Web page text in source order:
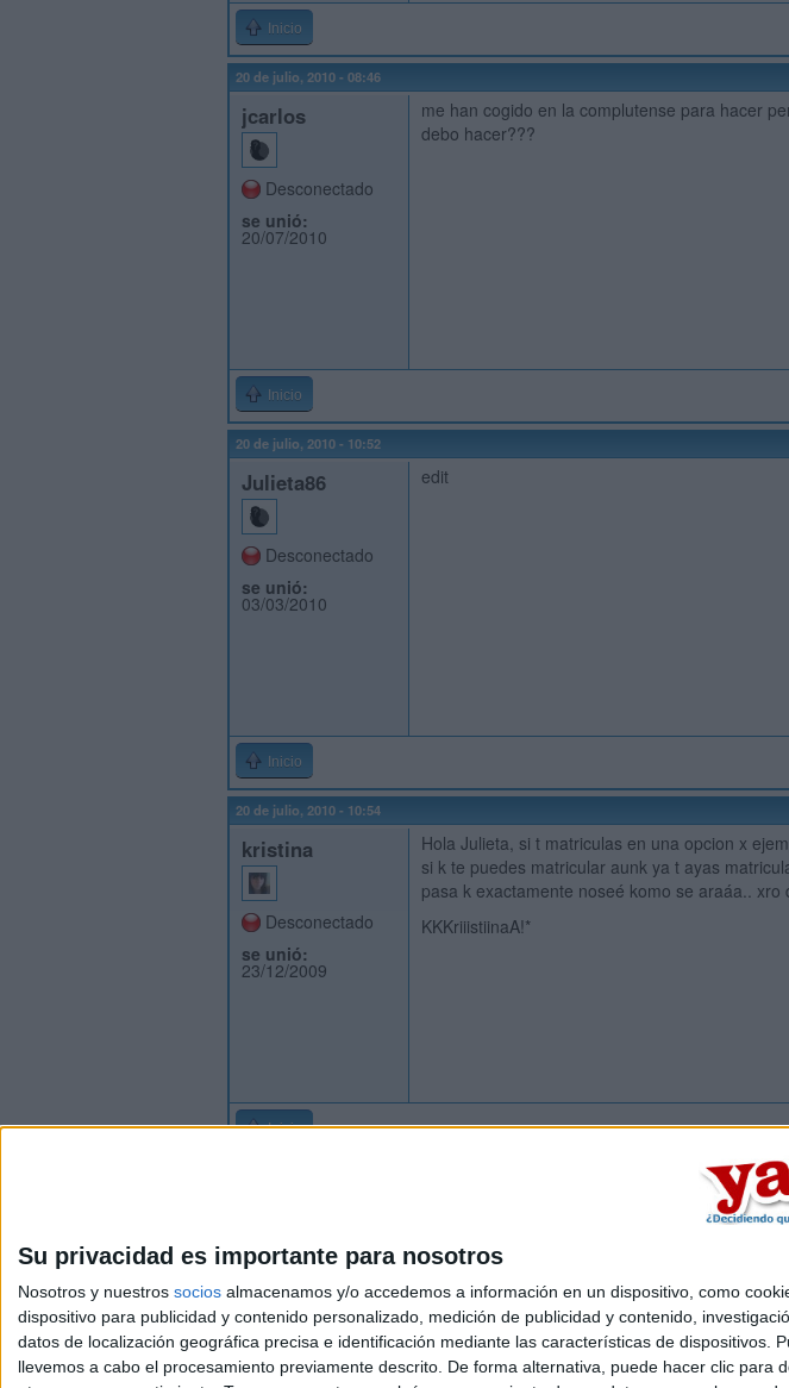
Su privacidad es importante para nosotros
Nosotros y nuestros socios almacenamos y/o accedemos a información en un dispositivo, como
dispositivo para publicidad y contenido personalizado, medición de publicidad y contenido,
datos de localización geográfica precisa e identificación mediante las características de
llevemos a cabo el procesamiento previamente descrito. De forma alternativa, puede hacer clic
Inicio
20 de julio, 2010 - 08:46
jcarlos
Desconectado
se unió:
20/07/2010
me han cogido en la complutense para hacer
debo hacer???
Inicio
20 de julio, 2010 - 10:52
Julieta86
Desconectado
se unió:
03/03/2010
edit
Inicio
20 de julio, 2010 - 10:54
kristina
Desconectado
se unió:
23/12/2009
Hola Julieta, si t matriculas en una opcion x
si k te puedes matricular aunk ya t ayas
pasa k exactamente noseé komo se araáa..
KKKriiistiinaA!*
Inicio
Quiénes somos|
Aviso legal|Politica de privacidad|
© 2003-2026Compás Mediterráneo S.L.- Diego de